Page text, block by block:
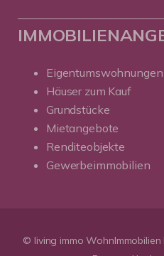
Eigentumswohnungen
Häuser zum Kauf
Grundstücke
Mietangebote
Renditeobjekte
Gewerbeimmobilien
© living immo